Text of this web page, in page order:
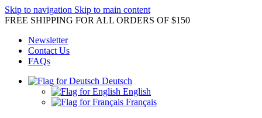
Skip to navigation Skip to main content
FREE SHIPPING FOR ALL ORDERS OF $150
Newsletter
Contact Us
FAQs
Deutsch
English
Français